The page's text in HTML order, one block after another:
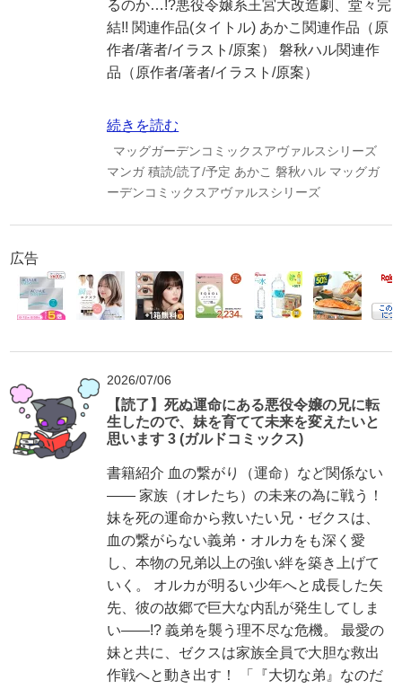
るのか…!?悪役令嬢系王宮大改造劇、堂々完
結!! 関連作品(タイトル) あかこ関連作品（原
作者/著者/イラスト/原案） 磐秋ハル関連作
品（原作者/著者/イラスト/原案）
続きを読む
マッグガーデンコミックスアヴァルスシリーズ
マンガ 積読/読了/予定 あかこ 磐秋ハル マッグガ
ーデンコミックスアヴァルスシリーズ
広告
2026/07/06
【読了】死ぬ運命にある悪役令嬢の兄に転
生したので、妹を育てて未来を変えたいと
思います 3 (ガルドコミックス)
書籍紹介 血の繋がり（運命）など関係ない
―― 家族（オレたち）の未来の為に戦う！
妹を死の運命から救いたい兄・ゼクスは、
血の繋がらない義弟・オルカをも深く愛
し、本物の兄弟以上の強い絆を築き上げて
いく。 オルカが明るい少年へと成長した矢
先、彼の故郷で巨大な内乱が発生してしま
い――!? 義弟を襲う理不尽な危機。 最愛の
妹と共に、ゼクスは家族全員で大胆な救出
作戦へと動き出す！ 「『大切な弟』なのだ